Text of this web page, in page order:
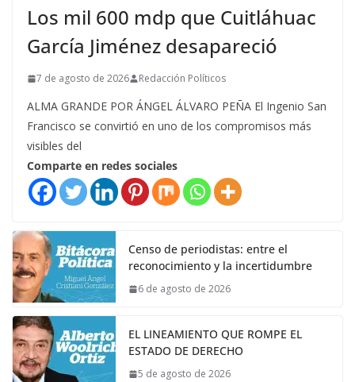
Los mil 600 mdp que Cuitláhuac
García Jiménez desapareció
7 de agosto de 2026 Redacción Políticos
ALMA GRANDE POR ÁNGEL ÁLVARO PEÑA El Ingenio San
Francisco se convirtió en uno de los compromisos más
visibles del
Comparte en redes sociales
Censo de periodistas: entre el
reconocimiento y la incertidumbre
6 de agosto de 2026
EL LINEAMIENTO QUE ROMPE EL
ESTADO DE DERECHO
5 de agosto de 2026